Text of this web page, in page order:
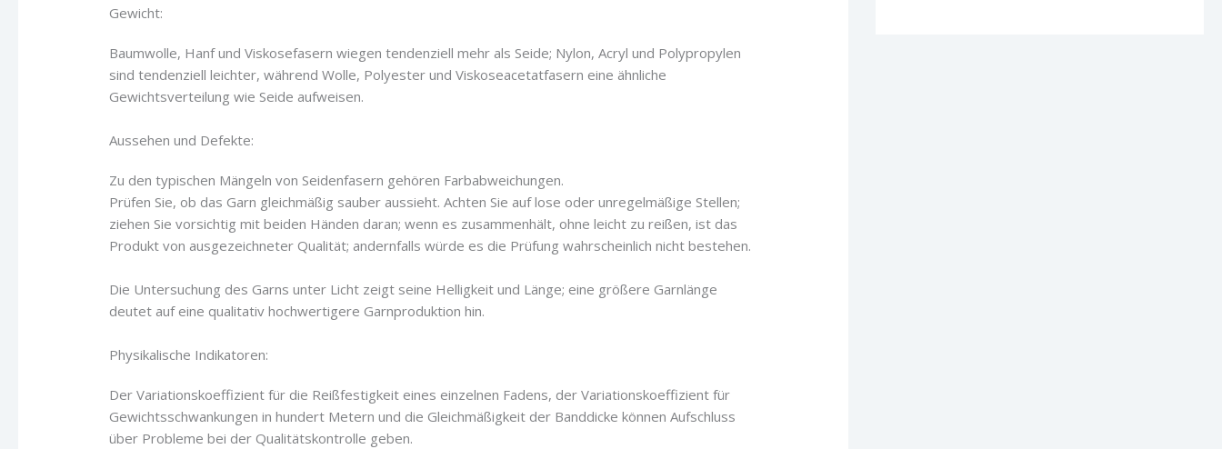
Gewicht:
Baumwolle, Hanf und Viskosefasern wiegen tendenziell mehr als Seide; Nylon, Acryl und Polypropylen
sind tendenziell leichter, während Wolle, Polyester und Viskoseacetatfasern eine ähnliche
Gewichtsverteilung wie Seide aufweisen.
Aussehen und Defekte:
Zu den typischen Mängeln von Seidenfasern gehören Farbabweichungen.
Prüfen Sie, ob das Garn gleichmäßig sauber aussieht. Achten Sie auf lose oder unregelmäßige Stellen;
ziehen Sie vorsichtig mit beiden Händen daran; wenn es zusammenhält, ohne leicht zu reißen, ist das
Produkt von ausgezeichneter Qualität; andernfalls würde es die Prüfung wahrscheinlich nicht bestehen.
Die Untersuchung des Garns unter Licht zeigt seine Helligkeit und Länge; eine größere Garnlänge
deutet auf eine qualitativ hochwertigere Garnproduktion hin.
Physikalische Indikatoren:
Der Variationskoeffizient für die Reißfestigkeit eines einzelnen Fadens, der Variationskoeffizient für
Gewichtsschwankungen in hundert Metern und die Gleichmäßigkeit der Banddicke können Aufschluss
über Probleme bei der Qualitätskontrolle geben.